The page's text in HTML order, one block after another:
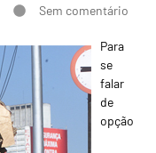
Sem comentário
Para
se
falar
de
opção